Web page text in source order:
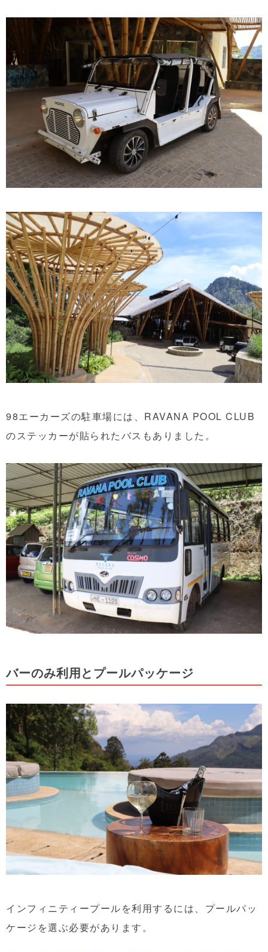
98エーカーズの駐車場には、RAVANA POOL CLUB
のステッカーが貼られたバスもありました。
バーのみ利用とプールパッケージ
インフィニティープールを利用するには、プールパッ
ケージを選ぶ必要があります。